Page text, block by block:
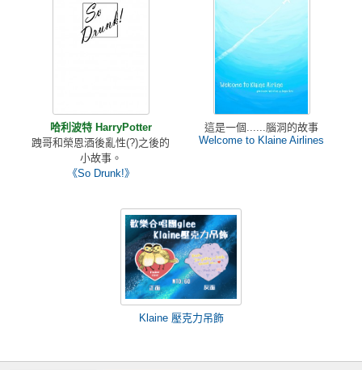
哈利波特 HarryPotter
跩哥和榮恩酒後亂性(?)之後的
小故事。
《So Drunk!》
這是一個......腦洞的故事
Welcome to Klaine Airlines
Klaine 壓克力吊飾